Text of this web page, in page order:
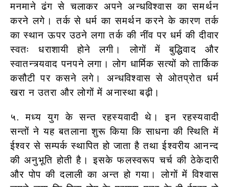
मनमाने ढंग से चलाकर अपने अन्धविश्वास का समर्थन
करने लगे। तर्क से धर्म का समर्थन करने के कारण तर्क
का स्थान ऊपर उठने लगा तर्क की नींव पर धर्म की दीवार
स्वतः धराशायी होने लगी। लोगों में बुद्धिवाद और
स्वातन्त्र्यवाद पनपने लगा। लोग धार्मिक सत्यों को तार्किक
कसौटी पर कसने लगे। अन्धविश्वास से ओतप्रोत धर्म
खरा न उतरा और लोगों में अनास्था बढ़ी।
५. मध्य युग के सन्त रहस्यवादी थे। इन रहस्यवादी
सन्तों ने यह बतलाना शुरू किया कि साधना की स्थिति में
ईश्वर से सम्पर्क स्थापित हो जाता है तथा ईश्वरीय आनन्द
की अनुभूति होती है। इसके फलस्वरूप चर्च की ठेकेदारी
और पोप की दलाली का अन्त हो गया। लोगों में विश्वास